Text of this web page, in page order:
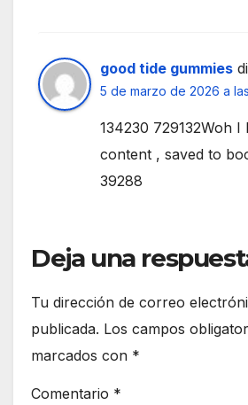
good tide gummies
5 de marzo de 2026 a
134230 729132Woh I
content , saved to
39288
Deja una
Tu dirección de correo
publicada. Los campos
marcados con *
Comentario *